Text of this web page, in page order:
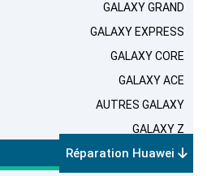
GALAXY GRAND
GALAXY EXPRESS
GALAXY CORE
GALAXY ACE
AUTRES GALAXY
GALAXY Z
Réparation Huawei